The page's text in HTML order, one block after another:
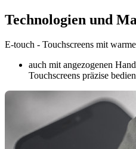
Technologien und
E-touch - Touchscreens mit
auch mit angezogenen
Touchscreens präzise